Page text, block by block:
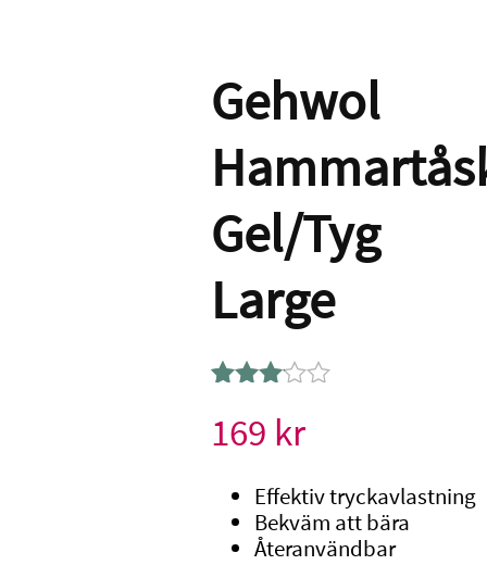
Gehwol
Gel/Tyg
Large
3.00
av 5
på
kundrecension
169 kr
Effektiv tryckavlastning
Bekväm att bära
Återanvändbar